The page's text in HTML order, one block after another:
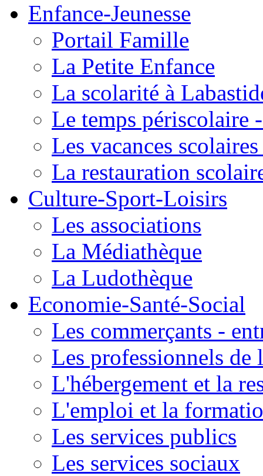
Enfance-Jeunesse
Portail Famille
La Petite Enfance
La scolarité à
Le temps périscolaire
Les vacances
La restauration
Culture-Sport-Loisirs
Les associations
La Médiathèque
La Ludothèque
Economie-Santé-Social
Les commerçants -
Les professionnels de
L'hébergement et la
L'emploi et la
Les services publics
Les services sociaux